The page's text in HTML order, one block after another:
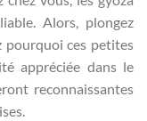
Alors, plongez
pourquoi ces petites
appréciée dans le
reconnaissantes